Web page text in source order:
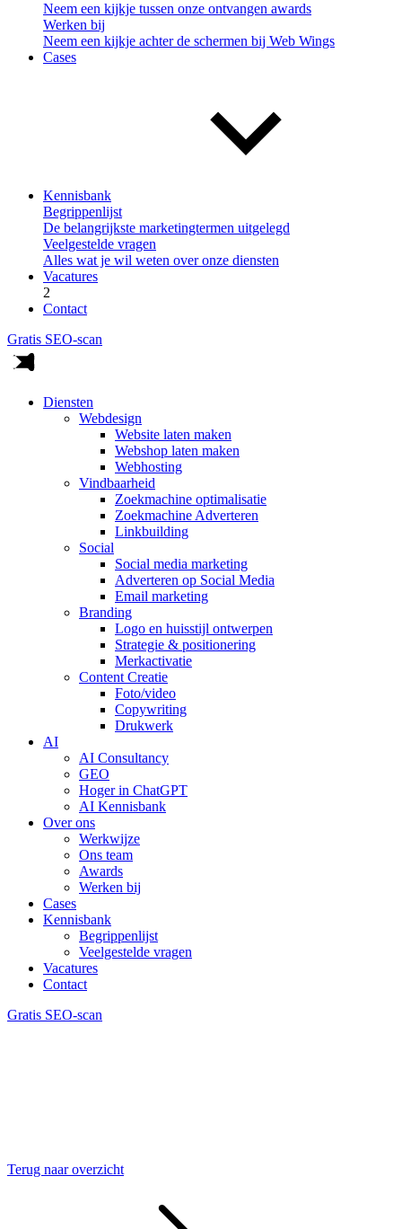
Neem een kijkje tussen onze ontvangen awards
Werken bij
Neem een kijkje achter de schermen bij Web Wings
Cases
Kennisbank
Begrippenlijst
De belangrijkste marketingtermen uitgelegd
Veelgestelde vragen
Alles wat je wil weten over onze diensten
Vacatures
2
Contact
Gratis SEO-scan
Diensten
Webdesign
Website laten maken
Webshop laten maken
Webhosting
Vindbaarheid
Zoekmachine optimalisatie
Zoekmachine Adverteren
Linkbuilding
Social
Social media marketing
Adverteren op Social Media
Email marketing
Branding
Logo en huisstijl ontwerpen
Strategie & positionering
Merkactivatie
Content Creatie
Foto/video
Copywriting
Drukwerk
AI
AI Consultancy
GEO
Hoger in ChatGPT
AI Kennisbank
Over ons
Werkwijze
Ons team
Awards
Werken bij
Cases
Kennisbank
Begrippenlijst
Veelgestelde vragen
Vacatures
Contact
Gratis SEO-scan
Terug naar overzicht